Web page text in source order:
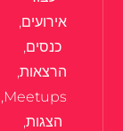
אירועים,
כנסים,
הרצאות,
Meetups,
הצגות,